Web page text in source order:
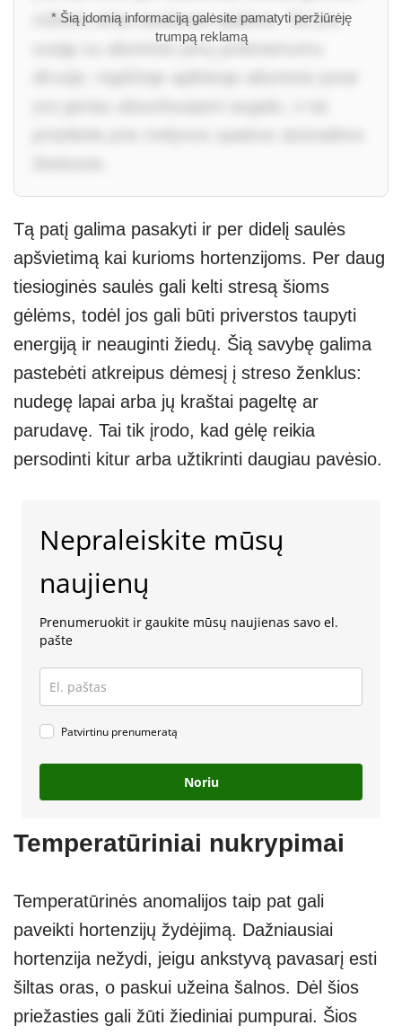
rožinės arba raudonos spalvos. Tai yra
susiję su aliuminio jonų prieinamumu
* Šią įdomią informaciją galėsite pamatyti peržiūrėję
trumpą reklamą
Tą patį galima pasakyti ir per didelį saulės
apšvietimą kai kurioms hortenzijoms. Per daug
tiesioginės saulės gali kelti stresą šioms
gėlėms, todėl jos gali būti priverstos taupyti
energiją ir neauginti žiedų. Šią savybę galima
pastebėti atkreipus dėmesį į streso ženklus:
nudegę lapai arba jų kraštai pageltę ar
parudavę. Tai tik įrodo, kad gėlę reikia
persodinti kitur arba užtikrinti daugiau pavėsio.
Nepraleiskite mūsų
naujienų
Prenumeruokit ir gaukite mūsų naujienas savo el.
pašte
Patvirtinu prenumeratą
Noriu
Temperatūriniai nukrypimai
Temperatūrinės anomalijos taip pat gali
paveikti hortenzijų žydėjimą. Dažniausiai
hortenzija nežydi, jeigu ankstyvą pavasarį esti
šiltas oras, o paskui užeina šalnos. Dėl šios
priežasties gali žūti žiediniai pumpurai. Šios